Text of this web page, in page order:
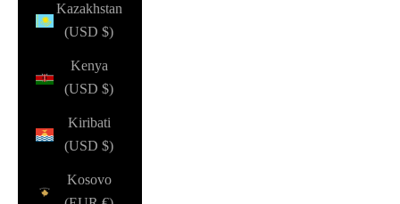
Kazakhstan
(USD $)
Kenya
(USD $)
Kiribati
(USD $)
Kosovo